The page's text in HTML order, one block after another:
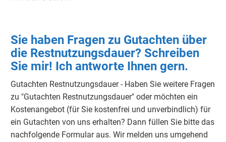
Sie haben Fragen zu Gutachten über
die Restnutzungsdauer? Schreiben
Sie mir! Ich antworte Ihnen gern.
Gutachten Restnutzungsdauer - Haben Sie weitere Fragen
zu "Gutachten Restnutzungsdauer" oder möchten ein
Kostenangebot (für Sie kostenfrei und unverbindlich) für
ein Gutachten von uns erhalten? Dann füllen Sie bitte das
nachfolgende Formular aus. Wir melden uns umgehend